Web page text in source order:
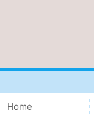
Knokke-
-
Home